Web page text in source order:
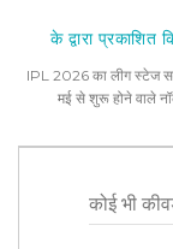
के द्वारा
IPL 2026 का लीग स्टेज
मई से शुरू होने वाले
कोई भी